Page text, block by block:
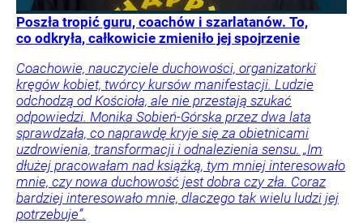
Poszła tropić guru, coachów i szarlatanów. To,
co odkryła, całkowicie zmieniło jej spojrzenie
Coachowie, nauczyciele duchowości, organizatorki
kręgów kobiet, twórcy kursów manifestacji. Ludzie
odchodzą od Kościoła, ale nie przestają szukać
odpowiedzi. Monika Sobień-Górska przez dwa lata
sprawdzała, co naprawdę kryje się za obietnicami
uzdrowienia, transformacji i odnalezienia sensu. „Im
dłużej pracowałam nad książką, tym mniej interesowało
mnie, czy nowa duchowość jest dobra czy zła. Coraz
bardziej interesowało mnie, dlaczego tak wielu ludzi jej
potrzebuje”.